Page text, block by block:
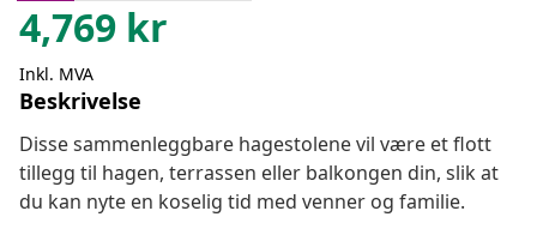
4,769 kr
Inkl. MVA
Beskrivelse
Disse sammenleggbare hagestolene vil være et flott
tillegg til hagen, terrassen eller balkongen din, slik at
du kan nyte en koselig tid med venner og familie.